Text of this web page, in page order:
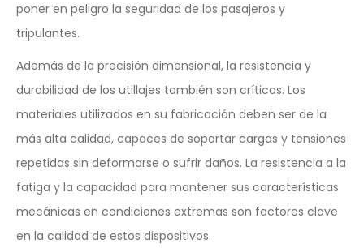
poner en peligro la seguridad de los pasajeros y
tripulantes.
Además de la precisión dimensional, la resistencia y
durabilidad de los utillajes también son críticas. Los
materiales utilizados en su fabricación deben ser de la
más alta calidad, capaces de soportar cargas y tensiones
repetidas sin deformarse o sufrir daños. La resistencia a la
fatiga y la capacidad para mantener sus características
mecánicas en condiciones extremas son factores clave
en la calidad de estos dispositivos.